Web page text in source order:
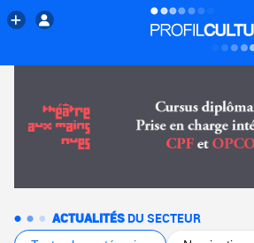
ACTUALITÉS DU SECTEUR